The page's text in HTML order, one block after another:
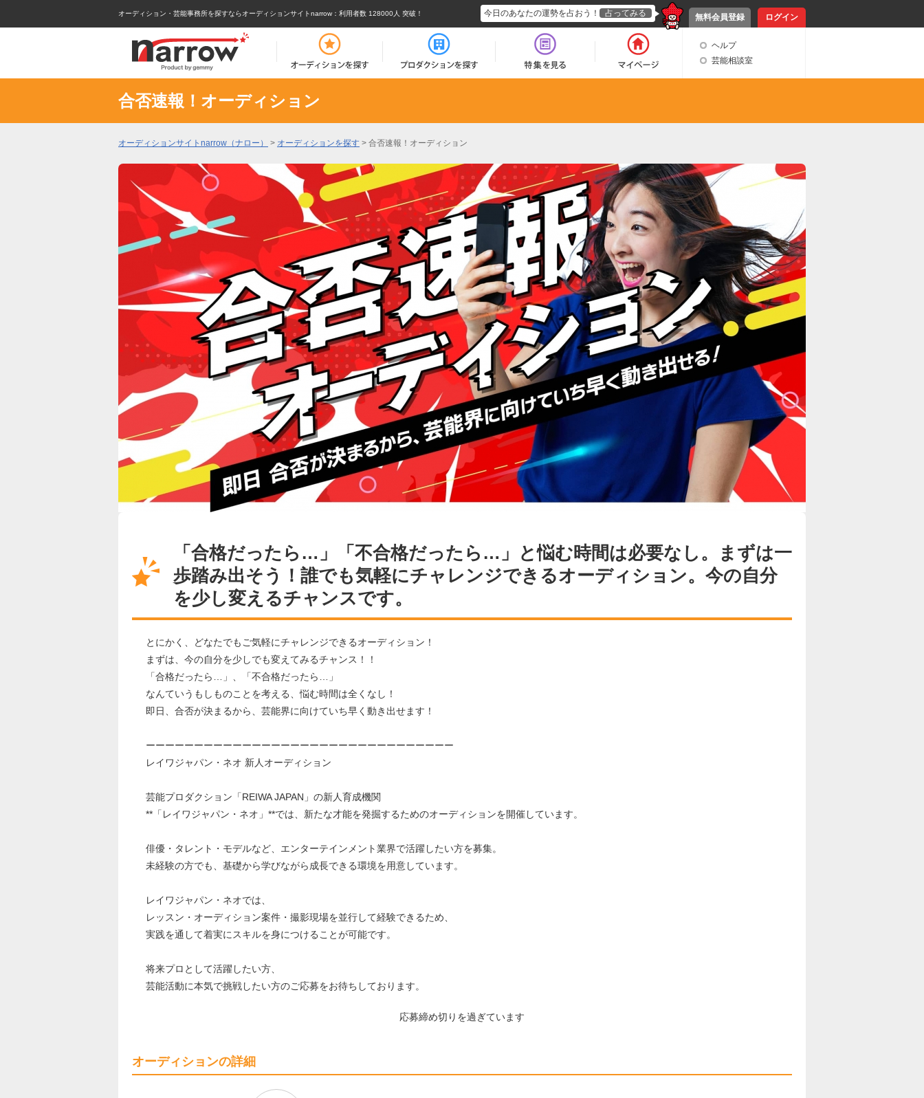
オーディション・芸能事務所を探すならオーディションサイトnarrow ：利用者数 128000人 突破！ 無料会員登録 ログイン
今日のあなたの運勢を占おう！ 占ってみる
ヘルプ
芸能相談室
合否速報！オーディション
オーディションサイトnarrow（ナロー） > オーディションを探す > 合否速報！オーディション
「合格だったら…」「不合格だったら…」と悩む時間は必要なし。まずは一
歩踏み出そう！誰でも気軽にチャレンジできるオーディション。今の自分
を少し変えるチャンスです。
とにかく、どなたでもご気軽にチャレンジできるオーディション！
まずは、今の自分を少しでも変えてみるチャンス！！
「合格だったら…」、「不合格だったら…」
なんていうもしものことを考える、悩む時間は全くなし！
即日、合否が決まるから、芸能界に向けていち早く動き出せます！
ーーーーーーーーーーーーーーーーーーーーーーーーーーーーーーーー
レイワジャパン・ネオ 新人オーディション
芸能プロダクション「REIWA JAPAN」の新人育成機関
**「レイワジャパン・ネオ」**では、新たな才能を発掘するためのオーディションを開催しています。
俳優・タレント・モデルなど、エンターテインメント業界で活躍したい方を募集。
未経験の方でも、基礎から学びながら成長できる環境を用意しています。
レイワジャパン・ネオでは、
レッスン・オーディション案件・撮影現場を並行して経験できるため、
実践を通して着実にスキルを身につけることが可能です。
将来プロとして活躍したい方、
芸能活動に本気で挑戦したい方のご応募をお待ちしております。
応募締め切りを過ぎています
オーディションの詳細